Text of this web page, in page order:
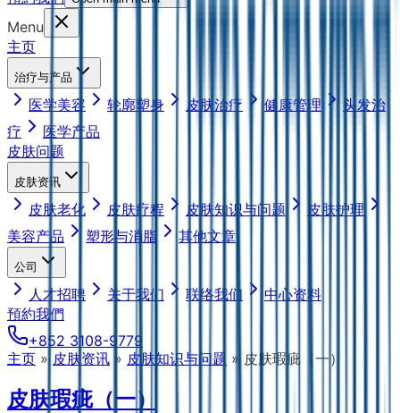
Menu
主页
治疗与产品
医学美容 轮廓塑身 皮肤治疗 健康管理
头发治
疗
医学产品
皮肤问题
皮肤资讯
皮肤老化 皮肤疗程 皮肤知识与问题
皮肤护理
美容产品
塑形与消脂 其他文章
公司
人才招聘 关于我们 联络我们
中心资料
預約我們
+852 3108-9779
主页 » 皮肤资讯 » 皮肤知识与问题 » 皮肤瑕疵（一）
皮肤瑕疵（一）